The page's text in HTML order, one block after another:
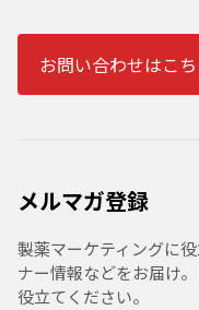
お問い合わせはこ
メルマガ登録
製薬マーケティングに
ナー情報などをお届け
役立てください。